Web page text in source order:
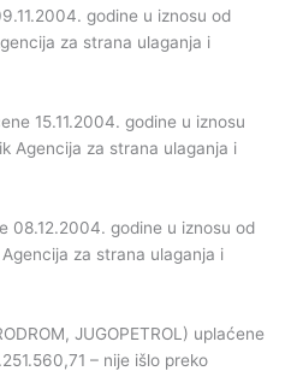
godine u iznosu od
za strana ulaganja i
15.11.2004. godine u iznosu
Agencija za strana ulaganja i
08.12.2004. godine u iznosu od
za strana ulaganja i
JUGOPETROL) uplaćene
– nije išlo preko